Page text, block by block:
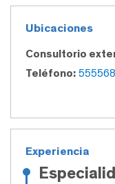
Ubicaciones
Consultorio
Teléfono:
Experiencia